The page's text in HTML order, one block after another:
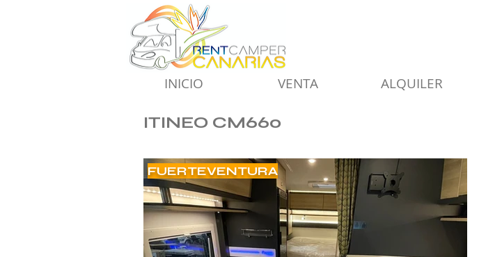
INICIO VENTA ALQUILER
ITINEO CM660
FUERTEVENTURA